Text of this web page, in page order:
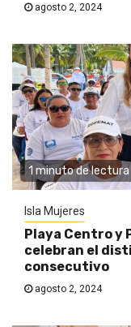
agosto 2, 2024
1 minuto de lectura
Isla Mujeres
Playa Centro y
celebran el
consecutivo
agosto 2, 2024